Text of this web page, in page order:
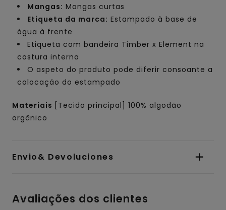
Mangas: Mangas curtas
Etiqueta da marca: Estampado à base de
água à frente
Etiqueta com bandeira Timber x Element na
costura interna
O aspeto do produto pode diferir consoante a
colocação do estampado
Materiais
[Tecido principal] 100% algodão
orgânico
Envio& Devoluciones
Avaliações dos clientes